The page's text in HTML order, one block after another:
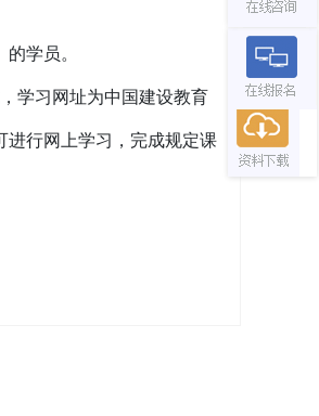
学员。
学习网址为中国建设教育
进行网上学习，完成规定课